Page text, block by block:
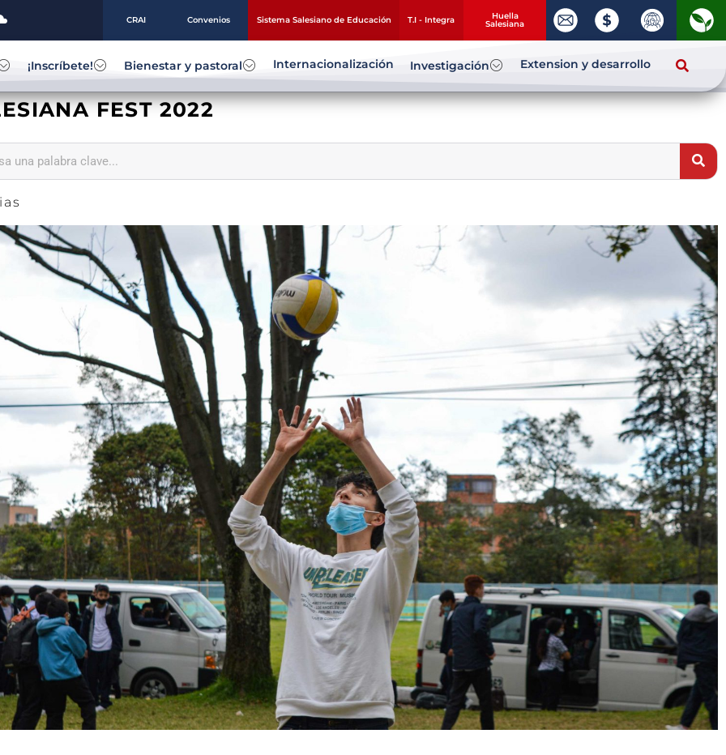
CRAI Convenios Sistema Salesiano de Educación T.I - Integra Huella
Salesiana
¡Inscríbete! Bienestar y pastoral Internacionalización Investigación Extension y desarrollo
FEST 2022